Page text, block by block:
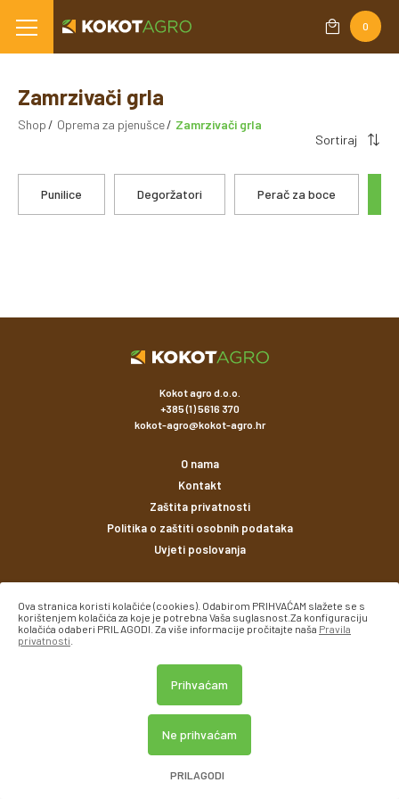
0
Zamrzivači grla
Shop Oprema za pjenušce
Zamrzivači grla
Sortiraj
Punilice Degoržatori Perač za boce
Kokot agro d.o.o.
+385 (1) 5616 370
kokot-agro@kokot-agro.hr
O nama
Kontakt
Zaštita privatnosti
Politika o zaštiti osobnih podataka
Uvjeti poslovanja
© Kokot agro 2026. Sva prava pridržana.
Ova stranica koristi kolačiće (cookies). Odabirom PRIHVAĆAM slažete se s
korištenjem kolačića za koje je potrebna Vaša suglasnost.Za konfiguraciju
kolačića odaberi PRILAGODI. Za više informacije pročitajte naša Pravila
privatnosti
PRILAGODI
Ne prihvaćam
Prihvaćam